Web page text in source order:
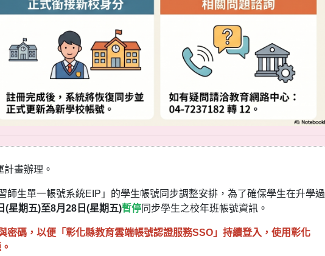
畫辦理。
師生單一帳號系統EIP」的學生帳號同步調整安排，為了確保學生在升學過
(星期五)至8月28日(星期五)暫停同步學生之校年班帳號資訊。
碼，以便「彰化縣教育雲端帳號認證服務SSO」持續登入，使用彰化